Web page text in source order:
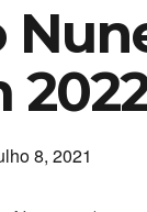
8, 2021